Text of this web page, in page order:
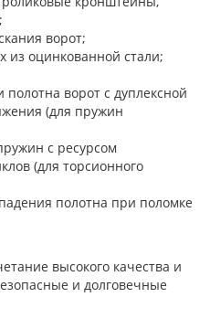
ворот;
оцинкованной стали;
ворот с дуплексной
(для пружин
с ресурсом
(для торсионного
полотна при поломке
высокого качества и
и долговечные